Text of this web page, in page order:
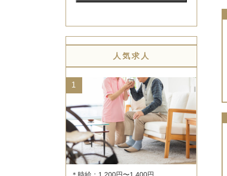
人気求人
1